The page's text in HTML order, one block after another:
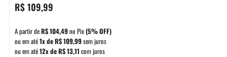
R$109,99
A partir deR$104,49no Pix(5% OFF)
ou em até1x deR$109,99sem juros
ou em até12x deR$13,11 com juros